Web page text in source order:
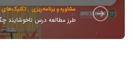
مشاوره و برنامه‌ریزی ,تکنیک‌های
طرز مطالعه درس ناخوشایند